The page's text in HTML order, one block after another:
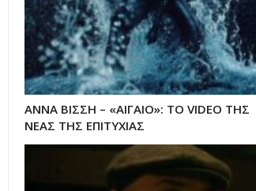
ΑΝΝΑ ΒΙΣΣΗ – «ΑΙΓΑΙΟ»: ΤΟ VIDEO ΤΗΣ
ΝΕΑΣ ΤΗΣ ΕΠΙΤΥΧΙΑΣ